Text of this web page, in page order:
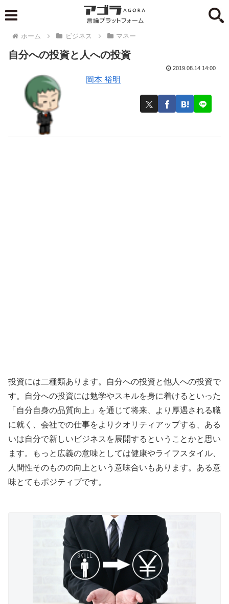
ホーム ビジネス マネー
自分への投資と人への投資
岡本 裕明
2019.08.14 14:00
投資には二種類あります。自分への投資と他人への投資で
す。自分への投資には勉学やスキルを身に着けるといった
「自分自身の品質向上」を通じて将来、より厚遇される職
に就く、会社での仕事をよりクオリティアップする、ある
いは自分で新しいビジネスを展開するということかと思い
ます。もっと広義の意味としては健康やライフスタイル、
人間性そのものの向上という意味合いもあります。ある意
味とてもポジティブです。